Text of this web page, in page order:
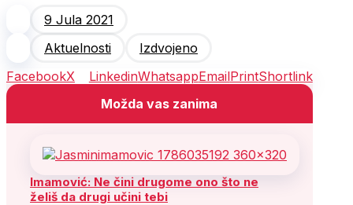
9 Jula 2021
Aktuelnosti
Izdvojeno
FacebookX LinkedinWhatsappEmailPrintShortlink
Možda vas zanima
Imamović: Ne čini drugome ono što ne
želiš da drugi učini tebi